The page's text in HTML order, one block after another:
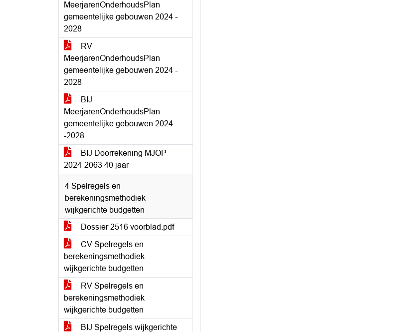
MeerjarenOnderhoudsPlan
gemeentelijke gebouwen 2024 -
2028
RV
MeerjarenOnderhoudsPlan
gemeentelijke gebouwen 2024 -
2028
BIJ
MeerjarenOnderhoudsPlan
gemeentelijke gebouwen 2024
-2028
BIJ Doorrekening MJOP
2024-2063 40 jaar
4 Spelregels en
berekeningsmethodiek
wijkgerichte budgetten
Dossier 2516 voorblad.pdf
CV Spelregels en
berekeningsmethodiek
wijkgerichte budgetten
RV Spelregels en
berekeningsmethodiek
wijkgerichte budgetten
BIJ Spelregels wijkgerichte